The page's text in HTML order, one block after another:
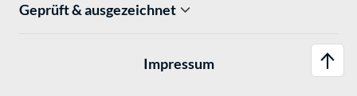
Geprüft & ausgezeichnet
Impressum